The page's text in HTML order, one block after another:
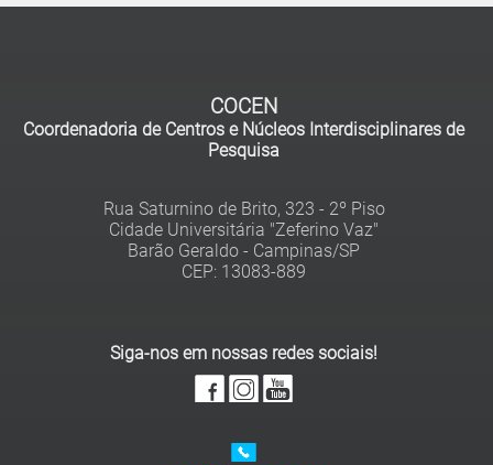
COCEN
Coordenadoria de Centros e Núcleos Interdisciplinares de
Pesquisa
Rua Saturnino de Brito, 323 - 2º Piso
Cidade Universitária "Zeferino Vaz"
Barão Geraldo - Campinas/SP
Siga-nos em nossas redes sociais!